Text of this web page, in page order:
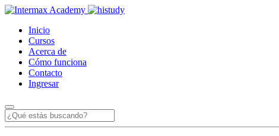
Inicio
Cursos
Acerca de
Cómo funciona
Contacto
Ingresar